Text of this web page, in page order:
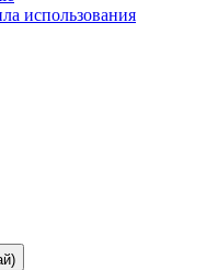
использования